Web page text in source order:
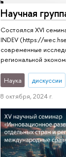
Научная
Состоялся XVI
INDEV (https://
современные
региональной
Наука
дискуссии
8 октября, 2024 г.